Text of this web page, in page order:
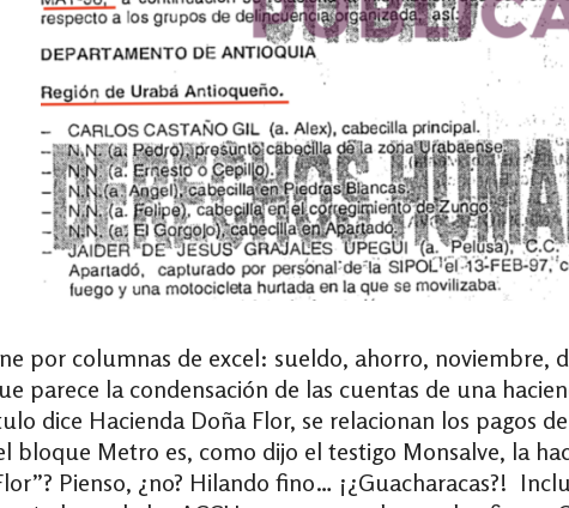
por columnas de excel: sueldo, ahorro, noviembre,
parece la condensación de las cuentas de una
dice Hacienda Doña Flor, se relacionan los pagos
bloque Metro es, como dijo el testigo Monsalve, la
Pienso, ¿no? Hilando fino… ¡¿Guacharacas?!